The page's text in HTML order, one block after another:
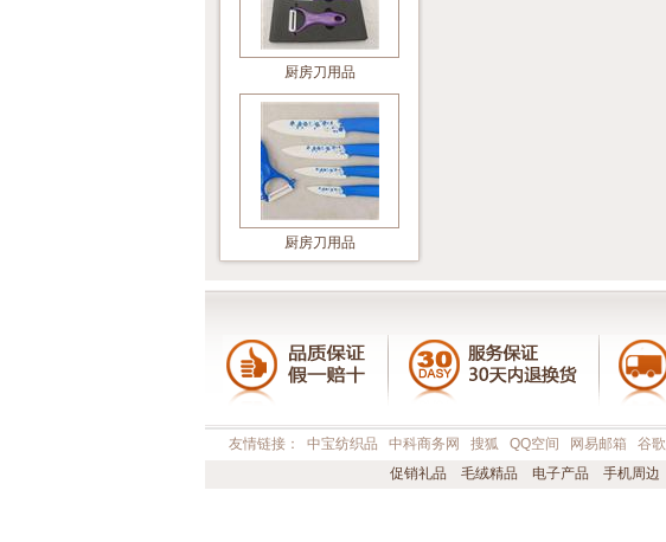
厨房刀用品
厨房刀用品
友情链接： 中宝纺织品 中科商务网 搜狐 QQ空间 网易邮箱 谷歌
促销礼品
毛绒精品 电子产品 手机周边